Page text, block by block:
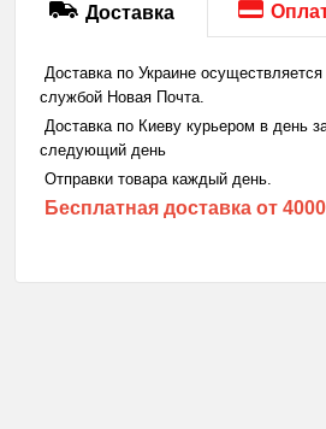
Доставка
Доставка по Украине осуществляется
службой Новая Почта.
Доставка по Киеву курьером в день
следующий день
Отправки товара каждый день.
Бесплатная доставка от